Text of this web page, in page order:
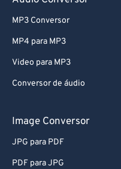
MP3 Conversor
MP4 para MP3
Video para MP3
Conversor de áudio
Image Conversor
JPG para PDF
PDF para JPG